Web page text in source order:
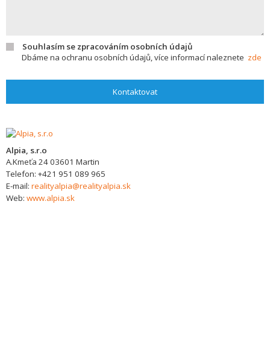
Souhlasím se zpracováním osobních údajů
Dbáme na ochranu osobních údajů, více informací naleznete zde
Kontaktovat
Alpia, s.r.o
A.Kmeťa 2403601 Martin
Telefon: +421 951 089 965
E-mail: realityalpia@realityalpia.sk
Web: www.alpia.sk